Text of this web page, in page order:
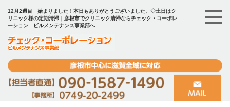
12月2週目 始まりました！本日もありがとうございました。◇土日はク
リニック様の定期清掃｜彦根市でクリニック清掃ならチェック・コーポレ
ーション ビルメンテナンス事業部へ